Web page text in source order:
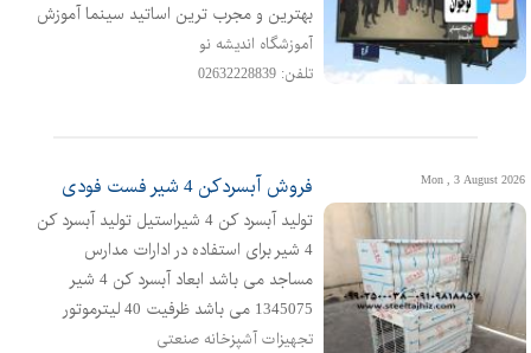
بهترین و مجرب ترین اساتید سینما آموزش
مهارت های بیان و ارتباط سازی موثر بدن و
حرکت بازیگر کار گروهی و خلاقیت در
آموزشگاه اندیشه نو
تلفن: 02632228839
Mon , 3 August 2026 فروش آبسردکن 4 شیر فست فودی
تولید آبسرد کن 4 شیراستیل تولید آبسرد کن
4 شیر برای استفاده در ادارات مدارس
مساجد می باشد ابعاد آبسرد کن 4 شیر
1345075 می باشد ظرفیت 40 لیترموتور
تجهیزات آشپزخانه صنعتی